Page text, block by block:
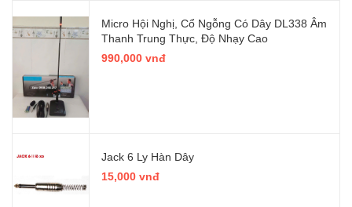
Micro Hội Nghị, Cổ Ngỗng Có Dây DL338 Âm
Thanh Trung Thực, Độ Nhạy Cao
990,000 vnđ
Jack 6 Ly Hàn Dây
15,000 vnđ